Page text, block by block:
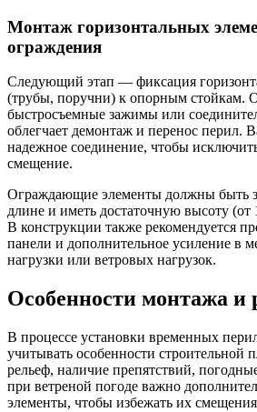
Монтаж горизонтальных
ограждения
Следующий этап — фиксация
(трубы, поручни) к опорным стойкам.
быстросъемные зажимы или
облегчает демонтаж и перенос перил.
надежное соединение, чтобы
смещение.
Ограждающие элементы должны быть
длине и иметь достаточную высоту (от
В конструкции также рекомендуется
панели и дополнительное усиление в
нагрузки или ветровых нагрузок.
Особенности монтажа и
В процессе установки временных
учитывать особенности строительной
рельеф, наличие препятствий,
при ветреной погоде важно
элементы, чтобы избежать их